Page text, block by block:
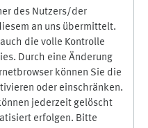
des Nutzers/der
an uns übermittelt.
die volle Kontrolle
Durch eine Änderung
können Sie die
oder einschränken.
jederzeit gelöscht
erfolgen. Bitte